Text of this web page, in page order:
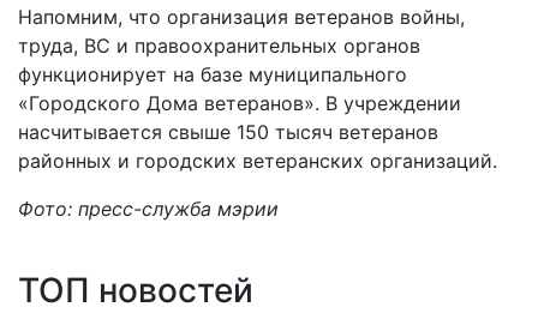
Напомним, что организация ветеранов войны,
труда, ВС и правоохранительных органов
функционирует на базе муниципального
«Городского Дома ветеранов». В учреждении
насчитывается свыше 150 тысяч ветеранов
районных и городских ветеранских организаций.
Фото: пресс-служба мэрии
ТОП новостей